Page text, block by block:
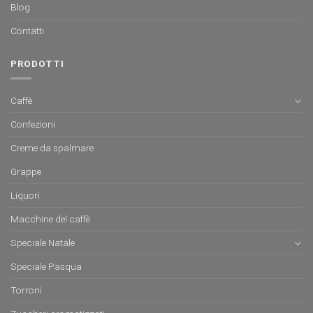
Blog
Contatti
PRODOTTI
Caffè
Confezioni
Creme da spalmare
Grappe
Liquori
Macchine del caffè
Speciale Natale
Speciale Pasqua
Torroni